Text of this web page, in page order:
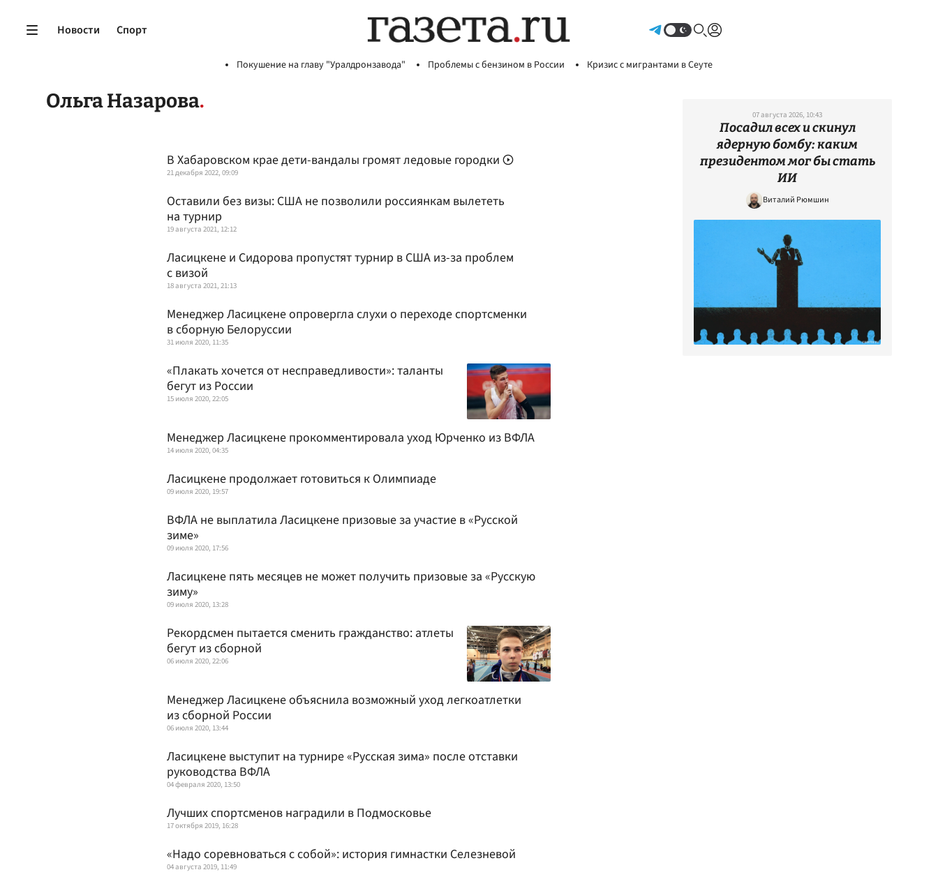
Новости Спорт
Покушение на главу "Уралдронзавода" Проблемы с бензином в России Кризис с мигрантами в Сеуте
Ольга Назарова
В Хабаровском крае дети-вандалы громят ледовые городки
21 декабря 2022, 09:09
Оставили без визы: США не позволили россиянкам вылететь
на турнир
19 августа 2021, 12:12
Ласицкене и Сидорова пропустят турнир в США из-за проблем
с визой
18 августа 2021, 21:13
Менеджер Ласицкене опровергла слухи о переходе спортсменки
в сборную Белоруссии
31 июля 2020, 11:35
«Плакать хочется от несправедливости»: таланты
бегут из России
15 июля 2020, 22:05
Менеджер Ласицкене прокомментировала уход Юрченко из ВФЛА
14 июля 2020, 04:35
Ласицкене продолжает готовиться к Олимпиаде
09 июля 2020, 19:57
ВФЛА не выплатила Ласицкене призовые за участие в «Русской
зиме»
09 июля 2020, 17:56
Ласицкене пять месяцев не может получить призовые за «Русскую
зиму»
09 июля 2020, 13:28
Рекордсмен пытается сменить гражданство: атлеты
бегут из сборной
06 июля 2020, 22:06
Менеджер Ласицкене объяснила возможный уход легкоатлетки
из сборной России
06 июля 2020, 13:44
Ласицкене выступит на турнире «Русская зима» после отставки
руководства ВФЛА
04 февраля 2020, 13:50
Лучших спортсменов наградили в Подмосковье
17 октября 2019, 16:28
«Надо соревноваться с собой»: история гимнастки Селезневой
04 августа 2019, 11:49
07 августа 2026, 10:43
Посадил всех и скинул
ядерную бомбу: каким
президентом мог бы стать
ИИ
Виталий Рюмшин